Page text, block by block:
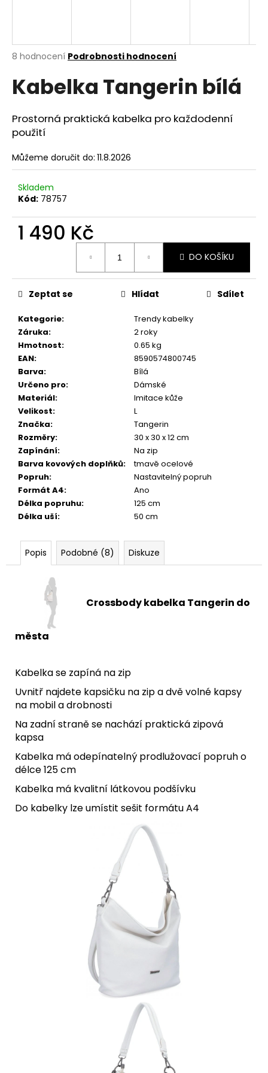
Průměrné
produktu
je
z
5
hvězdiček.
8 hodnocení Podrobnosti hodnocení
Kabelka Tangerin bílá
Prostorná praktická kabelka pro každodenní
použití
Můžeme doručit do: 11.8.2026
Skladem
Kód: 78757
1 490 Kč
DO KOŠÍKU
Kategorie:
Trendy kabelky
Záruka:
2 roky
Hmotnost:
0.65 kg
EAN:
8590574800745
Barva:
Bílá
Určeno pro:
Dámské
Materiál:
Imitace kůže
Velikost:
L
Značka:
Tangerin
Rozměry:
30 x 30 x 12 cm
Zapínání:
Na zip
Barva kovových doplňků:
tmavě ocelové
Popruh:
Nastavitelný popruh
Formát A4:
Ano
Délka popruhu:
125 cm
Délka uší: 50 cm
Zeptat se Hlídat Sdílet
Popis Podobné (8) Diskuze
Crossbody kabelka Tangerin do
města
Kabelka se zapíná na zip
Uvnitř najdete kapsičku na zip a dvě volné kapsy
na mobil a drobnosti
Na zadní straně se nachází praktická zipová
kapsa
Kabelka má odepínatelný prodlužovací popruh o
délce 125 cm
Kabelka má kvalitní látkovou podšívku
Do kabelky lze umístit sešit formátu A4
í
t
?
D
o
p
o
u
m
e